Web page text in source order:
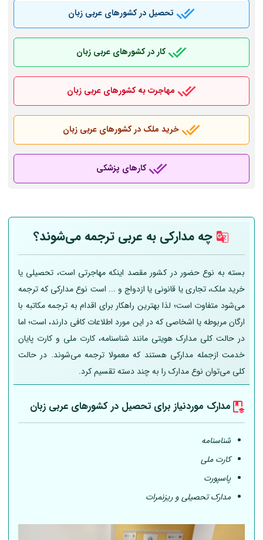
تحصیل در کشورهای عربی زبان
کار در کشورهای عربی زبان
مهاجرت به کشورهای عربی زبان
خرید ملک در کشورهای عربی زبان
کارهای پزشکی
چه مدارکی به عربی ترجمه می‌شوند؟
بسته به نوع حضور در کشور مقصد اینکه مهاجرتی است، تحصیلی یا
خرید ملک، تجاری یا قانونی یا ازدواج و ... است نوع مدارکی که ترجمه
می‌شود متفاوت است؛ لذا بهترین راهکار برای اقدام به ترجمه مکاتبه با
ارگان مربوطه یا اشخاصی که در این مورد اطلاعات کافی دارند، است؛ اما
در حالت کلی مدارک هویتی مانند شناسنامه، کارت ملی و کارت پایان
خدمت ازجمله مدارکی هستند که معمولا ترجمه می‌شوند. در حالت
کلی می‌توان نوع مدارک را به چند دسته تقسیم کرد.
مدارک موردنیاز برای تحصیل در کشورهای عربی زبان
شناسنامه
کارت ملی
پاسپورت
مدارک تحصیلی و ریزنمرات